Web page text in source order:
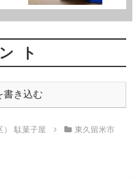
ト
書き込む
） 駄菓子屋
東久留米市